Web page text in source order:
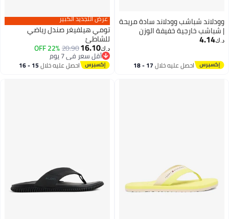
وودلاند شباشب وودلاند سادة مريحة
| شباشب خارجية خفيفة الوزن
ومريحة - لون بني جملي (قد يختلف
د.ك‏4.14
احصل عليه خلال 17 - 18
2
عرض التجديد الكبير
تومي هيلفيغر صندل رياضي
للشاطئ
د.ك‏16.10
20.90
22% OFF
أقل سعر في 7 يوم
أقل سعر في 7 يوماحصل عليه خلال 15 - 16